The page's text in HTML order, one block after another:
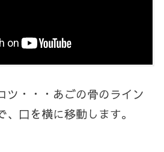
・・・あごの骨のライン
口を横に移動します。